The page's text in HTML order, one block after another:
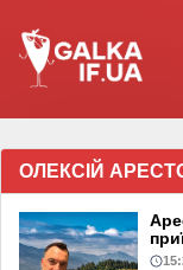
ОЛЕКСІЙ